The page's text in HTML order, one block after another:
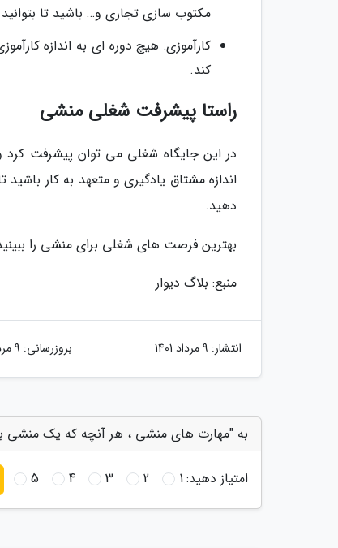
مکتوب سازی تجاری و… باشید تا
کارآموزی: هیچ دوره ای به اندازه
کند.
راستا پیشرفت شغلی منشی
در این جایگاه شغلی می توان پیشرفت کرد
اندازه مشتاق یادگیری و متعهد به کار
دهید.
بهترین فرصت های شغلی برای منشی را
منبع: بلاگ دیوار
انتشار: 9 مرداد 1401 بروزرسانی: 9 مرداد 1401
به "مهارت های منشی ، هر آنچه که یک منشی
امتیاز دهید:1
2
3
4
5